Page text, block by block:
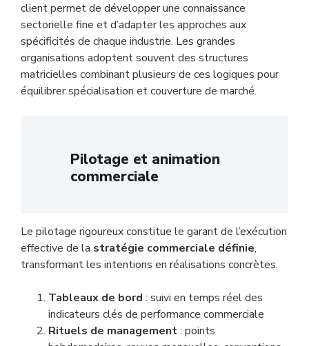
client permet de développer une connaissance
sectorielle fine et d’adapter les approches aux
spécificités de chaque industrie. Les grandes
organisations adoptent souvent des structures
matricielles combinant plusieurs de ces logiques pour
équilibrer spécialisation et couverture de marché.
Pilotage et animation
commerciale
Le pilotage rigoureux constitue le garant de l’exécution
effective de la stratégie commerciale définie,
transformant les intentions en réalisations concrètes.
Tableaux de bord : suivi en temps réel des
indicateurs clés de performance commerciale
Rituels de management: points